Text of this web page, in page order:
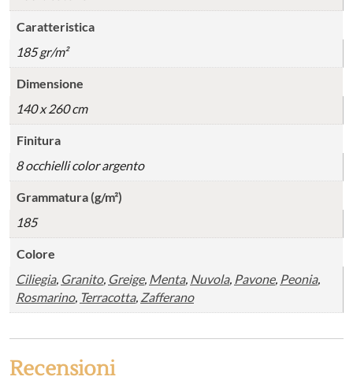
Caratteristica
185 gr/m²
Dimensione
140 x 260 cm
Finitura
8 occhielli color argento
Grammatura (g/m²)
185
Colore
Ciliegia, Granito, Greige, Menta, Nuvola, Pavone, Peonia,
Rosmarino, Terracotta, Zafferano
Recensioni